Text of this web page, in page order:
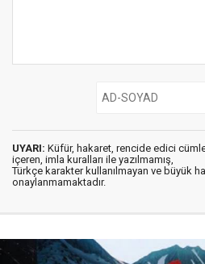
UYARI: Küfür, hakaret, rencide edici
içeren, imla kuralları ile yazılmamış,
Türkçe karakter kullanılmayan ve büyük
onaylanmamaktadır.